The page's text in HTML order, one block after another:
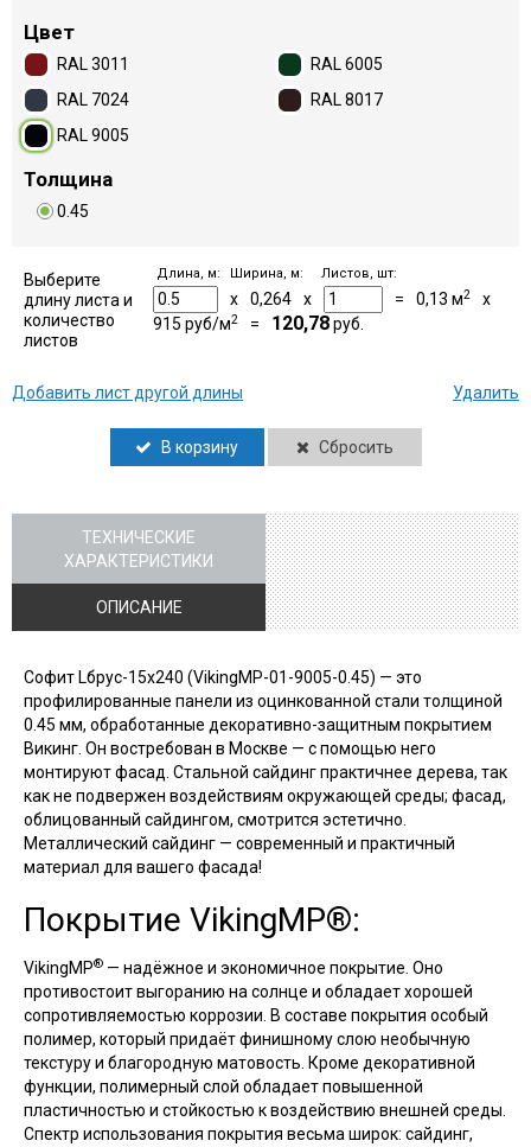
Цвет
RAL 3011
RAL 6005
RAL 7024
RAL 8017
RAL 9005
Толщина
0.45
Выберите
длину листа и
количество
листов
Длина, м:
x 0,264
Ширина, м:
x
Листов, шт:
= 0,13 м2
x
915 руб/м2 = 120,78руб.
Добавить лист другой длины Удалить
В корзину Сбросить
ТЕХНИЧЕСКИЕ
ХАРАКТЕРИСТИКИ
ОПИСАНИЕ
Софит Lбрус-15х240 (VikingMP-01-9005-0.45) — это
профилированные панели из оцинкованной стали толщиной
0.45 мм, обработанные декоративно-защитным покрытием
Викинг. Он востребован в Москве — с помощью него
монтируют фасад. Стальной сайдинг практичнее дерева, так
как не подвержен воздействиям окружающей среды; фасад,
облицованный сайдингом, смотрится эстетично.
Металлический сайдинг — современный и практичный
материал для вашего фасада!
Покрытие VikingMP®:
VikingMP® — надёжное и экономичное покрытие. Оно
противостоит выгоранию на солнце и обладает хорошей
сопротивляемостью коррозии. В составе покрытия особый
полимер, который придаёт финишному слою необычную
текстуру и благородную матовость. Кроме декоративной
функции, полимерный слой обладает повышенной
пластичностью и стойкостью к воздействию внешней среды.
Спектр использования покрытия весьма широк: сайдинг,